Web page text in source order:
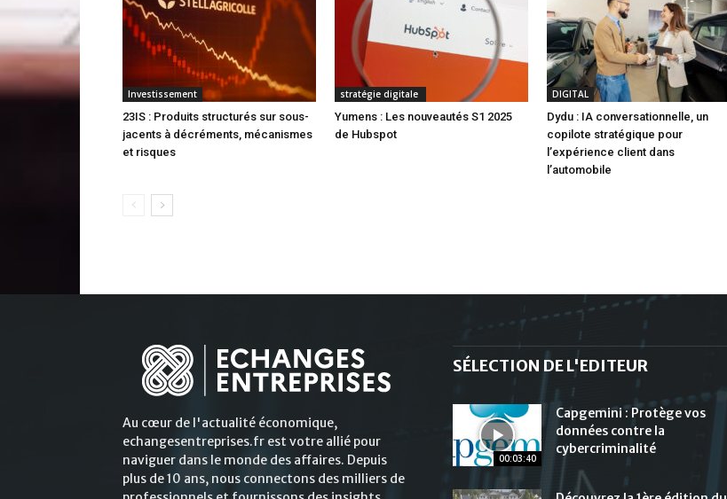
Investissement
23IS : Produits structurés sur sous-
jacents à décréments, mécanismes
et risques
stratégie digitale
Yumens : Les nouveautés S1 2025
de Hubspot
DIGITAL
Dydu : IA conversationnelle, un
copilote stratégique pour
l’expérience client dans
l’automobile
Au cœur de l'actualité économique,
echangesentreprises.fr est votre allié pour
naviguer dans le monde des affaires. Depuis
plus de 10 ans, nous connectons des milliers de
SÉLECTION DE L'EDITEUR
00:03:40
Capgemini : Protège vos
données contre la
cybercriminalité